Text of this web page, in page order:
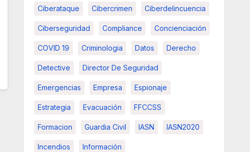
Ciberataque Cibercrimen Ciberdelincuencia
Ciberseguridad Compliance Concienciación
COVID 19 Criminologia Datos Derecho
Detective Director De Seguridad
Emergencias Empresa Espionaje
Estrategia Evacuación FFCCSS
Formacion Guardia Civil IASN IASN2020
Incendios Información